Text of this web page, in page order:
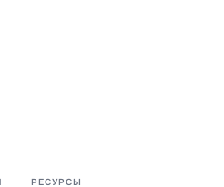
РЕСУРСЫ